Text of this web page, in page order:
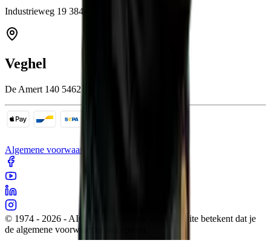
Industrieweg 19 3846 BB Harderwijk
Veghel
De Amert 140 5462 GH Veghel
Algemene voorwaarden
© 1974 - 2026 - AIC Visser. Gebruik van deze site betekent dat je
de algemene voorwaarden accepteert.